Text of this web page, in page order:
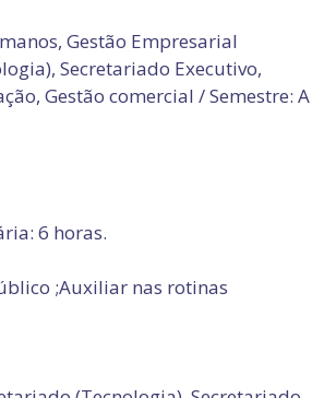
Gestão Empresarial
Secretariado Executivo,
Gestão comercial / Semestre: A
6 horas.
;Auxiliar nas rotinas